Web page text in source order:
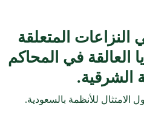
النزاعات المتعلقة
العالقة في المحاكم
الشرقية.
الامتثال للأنظمة بالسعودية.